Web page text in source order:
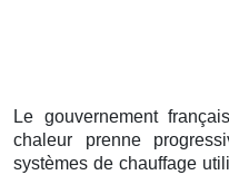
Le gouvernement
chaleur prenne
systèmes de chauffage